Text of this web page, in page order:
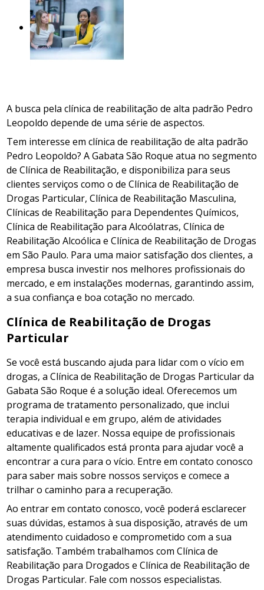
A busca pela clínica de reabilitação de alta padrão Pedro
Leopoldo depende de uma série de aspectos.
Tem interesse em clínica de reabilitação de alta padrão
Pedro Leopoldo? A Gabata São Roque atua no segmento
de Clínica de Reabilitação, e disponibiliza para seus
clientes serviços como o de Clínica de Reabilitação de
Drogas Particular, Clínica de Reabilitação Masculina,
Clínicas de Reabilitação para Dependentes Químicos,
Clínica de Reabilitação para Alcoólatras, Clínica de
Reabilitação Alcoólica e Clínica de Reabilitação de Drogas
em São Paulo. Para uma maior satisfação dos clientes, a
empresa busca investir nos melhores profissionais do
mercado, e em instalações modernas, garantindo assim,
a sua confiança e boa cotação no mercado.
Clínica de Reabilitação de Drogas
Particular
Se você está buscando ajuda para lidar com o vício em
drogas, a Clínica de Reabilitação de Drogas Particular da
Gabata São Roque é a solução ideal. Oferecemos um
programa de tratamento personalizado, que inclui
terapia individual e em grupo, além de atividades
educativas e de lazer. Nossa equipe de profissionais
altamente qualificados está pronta para ajudar você a
encontrar a cura para o vício. Entre em contato conosco
para saber mais sobre nossos serviços e comece a
trilhar o caminho para a recuperação.
Ao entrar em contato conosco, você poderá esclarecer
suas dúvidas, estamos à sua disposição, através de um
atendimento cuidadoso e comprometido com a sua
satisfação. Também trabalhamos com Clínica de
Reabilitação para Drogados e Clínica de Reabilitação de
Drogas Particular. Fale com nossos especialistas.